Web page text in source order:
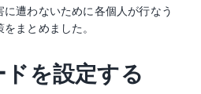
遭わないために各個人が行なう
まとめました。
を設定する